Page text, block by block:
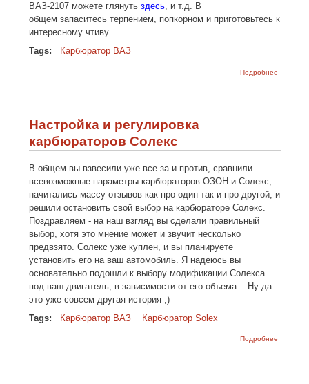
ВАЗ-2107 можете глянутьздесь, и т.д. В
общем запаситесь терпением, попкорном и приготовьтесь к
интересному чтиву.
Tags:
Карбюратор ВАЗ
Подробнее
Настройка и регулировка
карбюраторов Солекс
В общем вы взвесили уже все за и против, сравнили
всевозможные параметры карбюраторов ОЗОН и Солекс,
начитались массу отзывов как про один так и про другой, и
решили остановить свой выбор на карбюраторе Солекс.
Поздравляем - на наш взгляд вы сделали правильный
выбор, хотя это мнение может и звучит несколько
предвзято. Солекс уже куплен, и вы планируете
установить его на ваш автомобиль. Я надеюсь вы
основательно подошли к выбору модификации Солекса
под ваш двигатель, в зависимости от его объема... Ну да
это уже совсем другая история ;)
Tags:
Карбюратор ВАЗ Карбюратор Solex
Подробнее